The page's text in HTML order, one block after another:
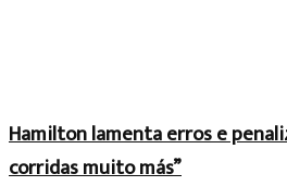
Hamilton lamenta erros e
corridas muito más”